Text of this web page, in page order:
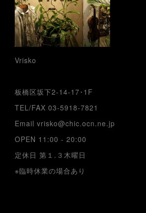
Vrisko
板橋区坂下2-14-17･1F
TEL/FAX 03-5918-7821
Email vrisko@chic.ocn.ne.jp
OPEN 11:00 - 20:00
定休日 第１.３木曜日
※臨時休業の場合あり